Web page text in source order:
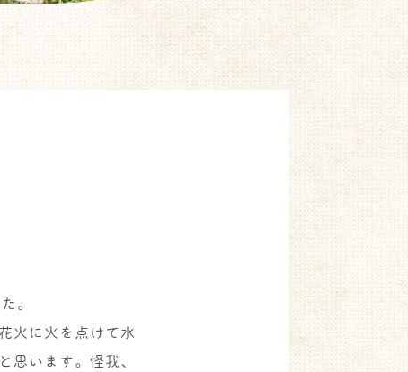
。
火に火を点けて水
思います。怪我、